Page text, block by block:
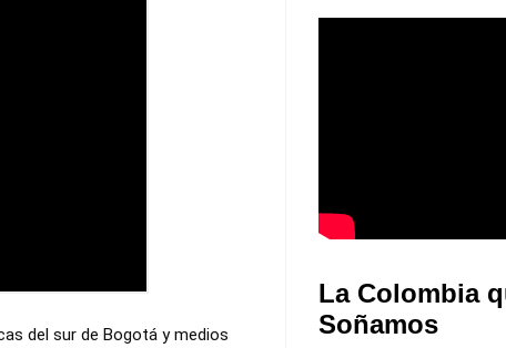
del sur de Bogotá y medios
La Colombia
Soñamos